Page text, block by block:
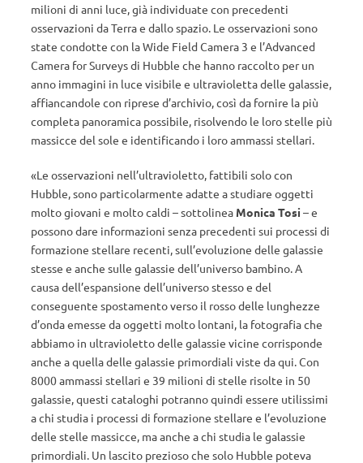
milioni di anni luce, già individuate con precedenti
osservazioni da Terra e dallo spazio. Le osservazioni sono
state condotte con la Wide Field Camera 3 e l’Advanced
Camera for Surveys di Hubble che hanno raccolto per un
anno immagini in luce visibile e ultravioletta delle galassie,
affiancandole con riprese d’archivio, così da fornire la più
completa panoramica possibile, risolvendo le loro stelle più
massicce del sole e identificando i loro ammassi stellari.
«Le osservazioni nell’ultravioletto, fattibili solo con
Hubble, sono particolarmente adatte a studiare oggetti
molto giovani e molto caldi – sottolinea Monica Tosi – e
possono dare informazioni senza precedenti sui processi di
formazione stellare recenti, sull’evoluzione delle galassie
stesse e anche sulle galassie dell’universo bambino. A
causa dell’espansione dell’universo stesso e del
conseguente spostamento verso il rosso delle lunghezze
d’onda emesse da oggetti molto lontani, la fotografia che
abbiamo in ultravioletto delle galassie vicine corrisponde
anche a quella delle galassie primordiali viste da qui. Con
8000 ammassi stellari e 39 milioni di stelle risolte in 50
galassie, questi cataloghi potranno quindi essere utilissimi
a chi studia i processi di formazione stellare e l’evoluzione
delle stelle massicce, ma anche a chi studia le galassie
primordiali. Un lascito prezioso che solo Hubble poteva